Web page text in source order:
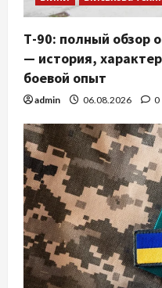
Т-90: полный обзор
— история,
боевой опыт
admin 06.08.2026 0